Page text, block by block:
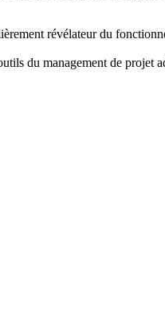
révélateur du
du management de projet